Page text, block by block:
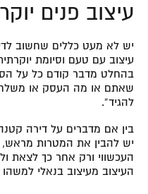
עיצוב פנים
יש לא מעט כללים שחשוב
עיצוב עם טעם וסיומת
בהחלט מדבר קודם כל על
שאתם או מה העסק או משלח
להגיד”.
בין אם מדברים על דירה
יש להבין את המטרות
העכשווי ורק אחר כך לצאת
העיצוב מעיצוב בנאלי למשהו